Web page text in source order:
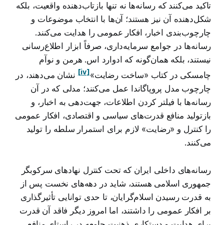
تاکید می‌کنند که رسانه‌ها نه تنها بازتاب‌دهنده واقعیت، بلکه
شکل‌دهنده آن نیز هستند؛ آن‌ها با انتخاب موضوعات و
چارچوب‌بندی اخبار، افکار عمومی را هدایت می‌کنند.
رسانه‌ها در جوامع سرمایه‌داری، صرفاً ابزار اطلاع‌رسانی
نیستند، بلکه همان‌گونه که ادوارد اس. هرمن و نوآم
چامسکی در کتاب «ساخت رضایت»[iv]
نشان می‌دهند، در
چارچوب مدل پروپاگاندا عمل می‌کنند؛ مدلی که در آن
رسانه‌ها با فیلتر کردن اطلاعات، جهت‌دهی به اخبار، و
بازتولید منافع قدرت‌های سیاسی و اقتصادی، افکار عمومی
را کنترل و «رضایت» لازم برای استمرار سلطه را تولید
می‌کنند.
رسانه‌های داخلی ایران که تحت کنترل نهادهای سرکوبگر
جمهوری اسلامی هستند، شاید در دهه‌های نخست پس از
به قدرت رسیدن اسلام‌گرایان، تا حدی توانایی تأثیرگذاری
بر افکار عمومی را داشتند، اما امروز دیگر فاقد آن قدرت